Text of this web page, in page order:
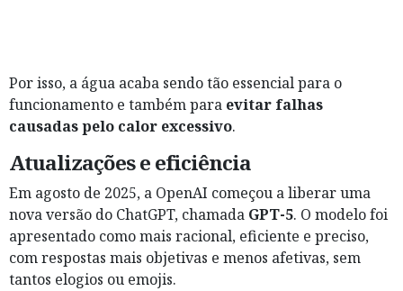
Por isso, a água acaba sendo tão essencial para o
funcionamento e também para evitar falhas
causadas pelo calor excessivo.
Atualizações e eficiência
Em agosto de 2025, a OpenAI começou a liberar uma
nova versão do ChatGPT, chamada GPT-5. O modelo foi
apresentado como mais racional, eficiente e preciso,
com respostas mais objetivas e menos afetivas, sem
tantos elogios ou emojis.